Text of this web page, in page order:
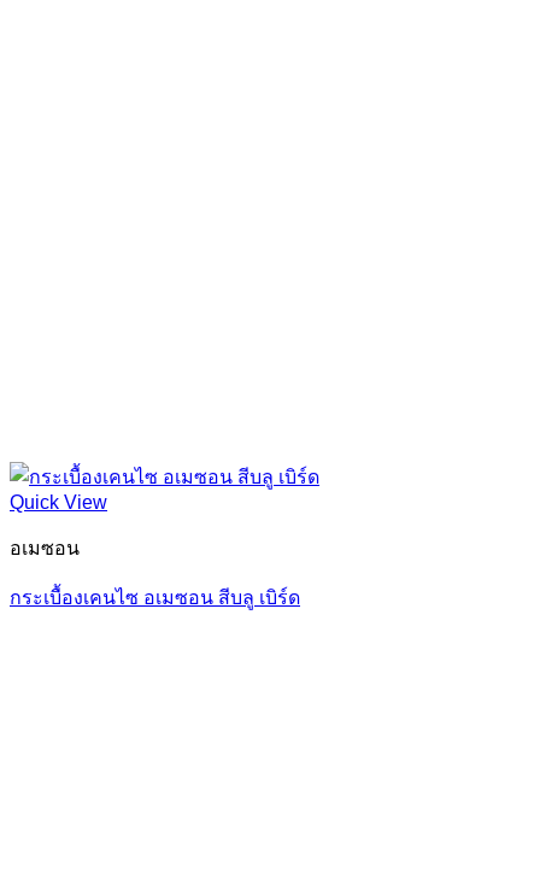
Quick View
อเมซอน
กระเบื้องเคนไซ อเมซอน สีบลู เบิร์ด